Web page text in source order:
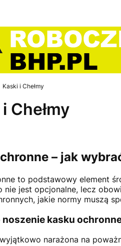
Kaski i Chełmy
Chełmy
– jak
to podstawowy element
nie jest opcjonalne, lecz
jakie normy muszą
noszenie kasku
wyjątkowo narażona na